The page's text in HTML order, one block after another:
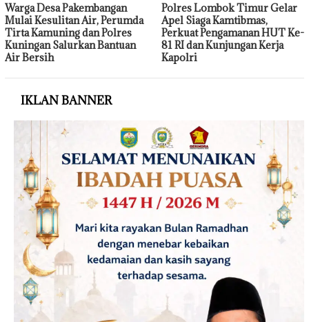
Warga Desa Pakembangan
Mulai Kesulitan Air, Perumda
Tirta Kamuning dan Polres
Kuningan Salurkan Bantuan
Air Bersih
Polres Lombok Timur Gelar
Apel Siaga Kamtibmas,
Perkuat Pengamanan HUT Ke-
81 RI dan Kunjungan Kerja
Kapolri
IKLAN BANNER